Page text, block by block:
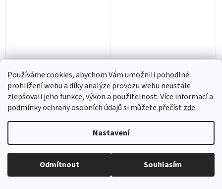
Používáme cookies, abychom Vám umožnili pohodlné
prohlížení webu a díky analýze provozu webu neustále
zlepšovali jeho funkce, výkon a použitelnost. Více informací a
podmínky ochrany osobních údajů si můžete přečístzde.
Nastavení
Odmítnout Souhlasím
Afyon Oppio (soundtrack -
CD)
Skladem(1 ks)
487 Kč
Do košíku
Africké dobrodružství
(soundtrack - CD)
Riusciranno I Nri Eroi A
Ritrovare L Amico
Misteriosamente
Skladem(1 ks)
487 Kč
Do košíku